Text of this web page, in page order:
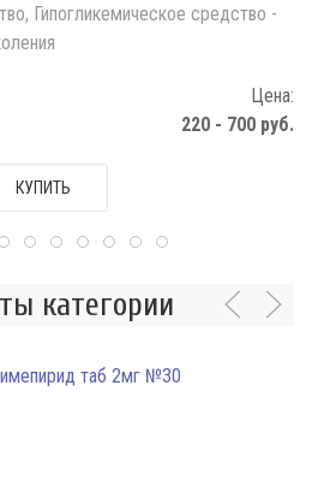
Гипогликемическое средство -
Цена:
220 - 700 руб.
КУПИТЬ
категории